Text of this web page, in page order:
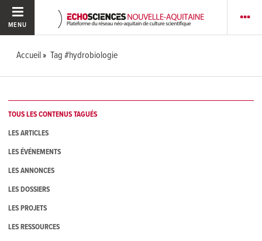
MENU
Accueil Tag #hydrobiologie
TOUS LES CONTENUS TAGUÉS
LES ARTICLES
LES ÉVÉNEMENTS
LES ANNONCES
LES DOSSIERS
LES PROJETS
LES RESSOURCES